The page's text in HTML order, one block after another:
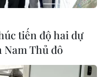
tiến độ hai dự
Thủ đô